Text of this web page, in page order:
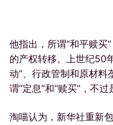
他指出，所谓“和平赎买
的产权转移。上世纪50
动”、行政管制和原材料
谓“定息”和“赎买”，不
淘喵认为，新华社重新